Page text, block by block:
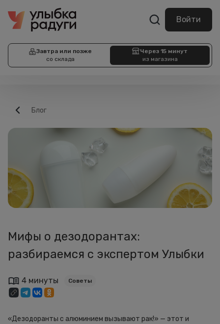
Войти
Завтра или позже
со склада
Через 15 минут
из магазина
Блог
Мифы о дезодорантах:
разбираемся с экспертом Улыбки
4 минуты Советы
«Дезодоранты с алюминием вызывают рак!» — этот и